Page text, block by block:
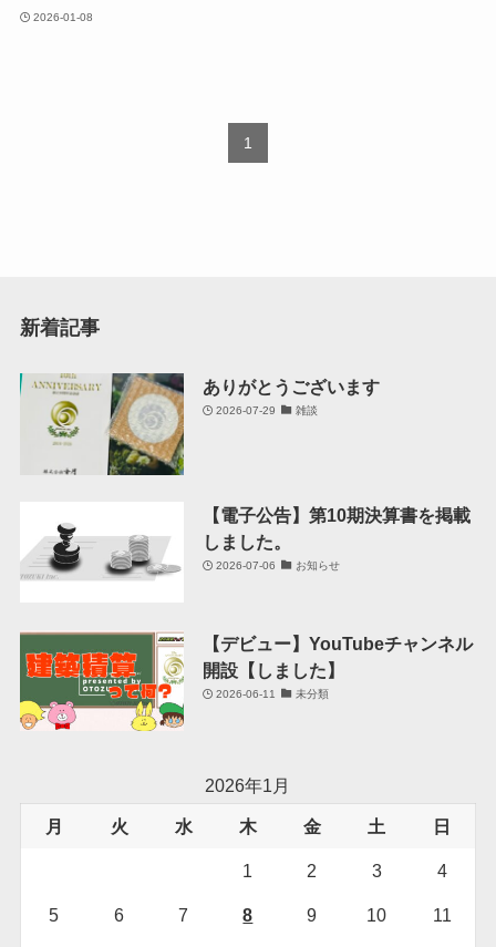
2026-01-08
1
新着記事
ありがとうございます
2026-07-29 雑談
【電子公告】第10期決算書を掲載
しました。
2026-07-06 お知らせ
【デビュー】YouTubeチャンネル
開設【しました】
2026-06-11 未分類
2026年1月
月 火 水 木 金 土 日
1 2 3 4
5 6 7 8 9 10 11